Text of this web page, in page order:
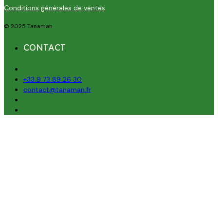
Conditions générales de ventes
© 2025 Tanaman
CONTACT
+33 9 73 89 26 30
contact@tanaman.fr